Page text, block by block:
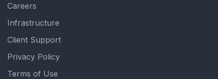
Careers
Infrastructure
Client Support
Privacy Policy
Terms of Use